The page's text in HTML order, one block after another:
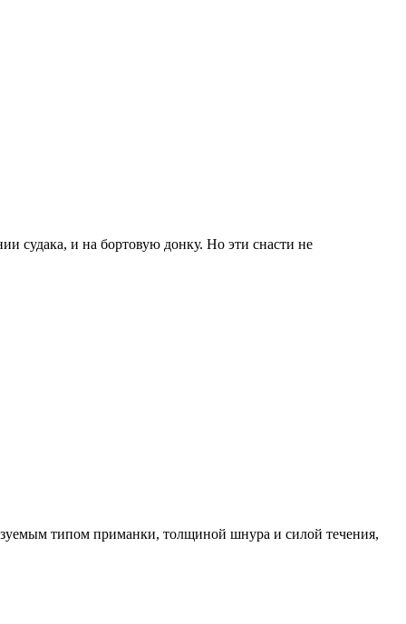
судака, и на бортовую донку. Но эти снасти не
типом приманки, толщиной шнура и силой течения,